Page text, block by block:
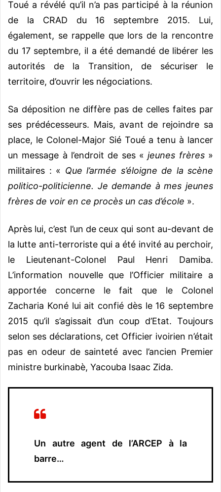
Toué a révélé qu’il n’a pas participé à la réunion
de la CRAD du 16 septembre 2015. Lui,
également, se rappelle que lors de la rencontre
du 17 septembre, il a été demandé de libérer les
autorités de la Transition, de sécuriser le
territoire, d’ouvrir les négociations.
Sa déposition ne diffère pas de celles faites par
ses prédécesseurs. Mais, avant de rejoindre sa
place, le Colonel-Major Sié Toué a tenu à lancer
un message à l’endroit de ses «jeunes frères»
militaires : « Que l’armée s’éloigne de la scène
politico-politicienne. Je demande à mes jeunes
frères de voir en ce procès un cas d’école ».
Après lui, c’est l’un de ceux qui sont au-devant de
la lutte anti-terroriste qui a été invité au perchoir,
le Lieutenant-Colonel Paul Henri Damiba.
L’information nouvelle que l’Officier militaire a
apportée concerne le fait que le Colonel
Zacharia Koné lui ait confié dès le 16 septembre
2015 qu’il s’agissait d’un coup d’Etat. Toujours
selon ses déclarations, cet Officier ivoirien n’était
pas en odeur de sainteté avec l’ancien Premier
ministre burkinabè, Yacouba Isaac Zida.
Un autre agent de l’ARCEP à la
barre…